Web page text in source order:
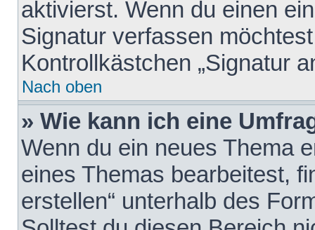
aktivierst. Wenn du einen
Signatur verfassen
Kontrollkästchen „Signatur
Nach oben
» Wie kann ich eine
Wenn du ein neues Thema
eines Themas bearbeitest,
erstellen“ unterhalb des